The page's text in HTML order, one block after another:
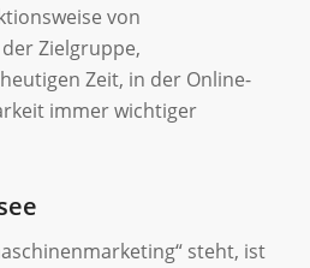
von
Zielgruppe,
Zeit, in der Online-
immer wichtiger
steht, ist